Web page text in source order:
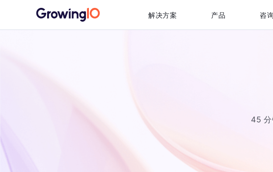
解决方案 产品 咨
45 分